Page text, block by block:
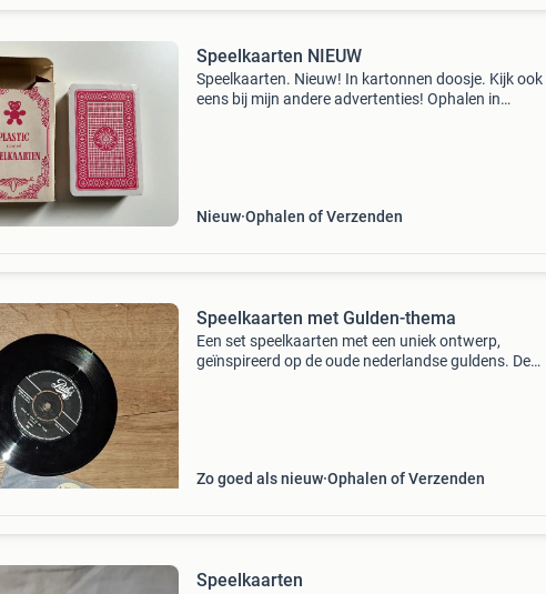
Speelkaarten NIEUW
Speelkaarten. Nieuw! In kartonnen doosje. Kijk ook
eens bij mijn andere advertenties! Ophalen in
Nieuw Ophalen of Verzenden
Speelkaarten met Gulden-thema
Een set speelkaarten met een uniek ontwerp,
geïnspireerd op de oude nederlandse guldens. De
Zo goed als nieuw Ophalen of Verzenden
Speelkaarten